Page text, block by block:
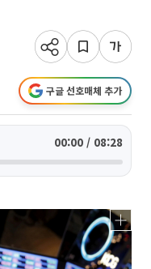
구글 선호매체 추가
00:00 / 08:28